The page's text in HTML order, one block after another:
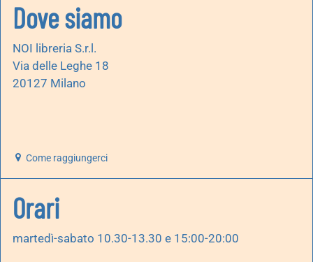
Dove siamo
NOI libreria S.r.l.
Via delle Leghe 18
20127 Milano
Come raggiungerci
Orari
martedì-sabato 10.30-13.30 e 15:00-20:00